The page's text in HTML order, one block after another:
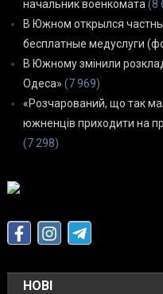
начальник военкомата (8
В Южном открылся
бесплатные медуслуги
В Южному змінили
Одеса» (7 969)
«Розчарований, що так
южненців приходити на
(7 298)
НОВІ